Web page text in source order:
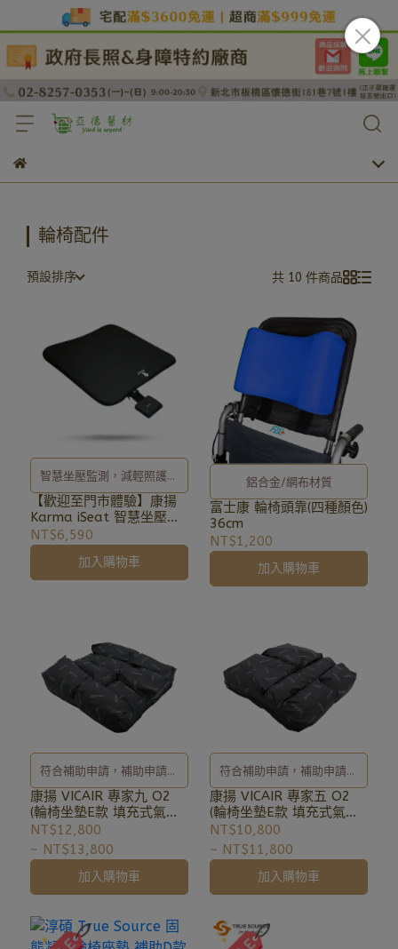
輪椅配件
預設排序 共 10 件商品
智慧坐壓監測，減輕照護負
擔的關鍵幫手
【歡迎至門市體驗】康揚
Karma iSeat 智慧坐壓感
測墊
NT$6,590
加入購物車
鋁合金/網布材質
富士康 輪椅頭靠(四種顏色)
36cm
NT$1,200
加入購物車
符合補助申請，補助申請辦
理及相關事宜、歡迎洽詢
02-8257-0353或加入亞德
官方LINE ID: @uryard，謝
謝。
康揚 VICAIR 專家九 O2
(輪椅坐墊E款 填充式氣囊
輪椅座墊)
NT$12,800
~ NT$13,800
加入購物車
符合補助申請，補助申請辦
理及相關事宜、歡迎洽詢
02-8257-0353或加入亞德
官方LINE ID: @uryard，謝
謝。
康揚 VICAIR 專家五 O2
(輪椅坐墊E款 填充式氣囊
輪椅座墊)
NT$10,800
~ NT$11,800
加入購物車